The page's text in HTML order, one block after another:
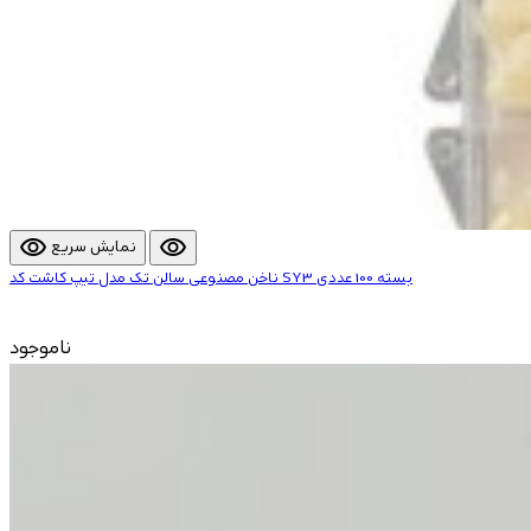
visibility نمایش سریع visibility
ناخن مصنوعی سالن تک مدل تیپ کاشت کد SY3 بسته 100 عددی
ناموجود